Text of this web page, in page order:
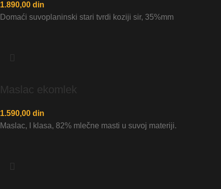
1.890,00 din
Domaći suvoplaninski stari tvrdi koziji sir, 35%mm
Maslac ekomlek
1.590,00 din
Maslac, I klasa, 82% mlečne masti u suvoj materiji.